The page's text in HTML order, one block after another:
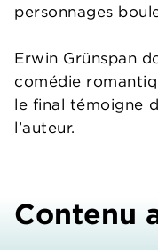
personnages
Erwin Grünspan
comédie
le final témoigne
l’auteur.
Contenu